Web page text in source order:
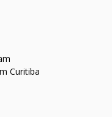
Curitiba